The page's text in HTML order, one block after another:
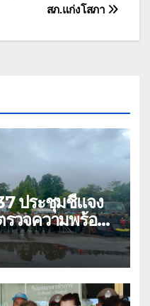
สภ.แก่งโสภา
ประชุมชี้แจง
รวจความพร้อม
ารณภัย